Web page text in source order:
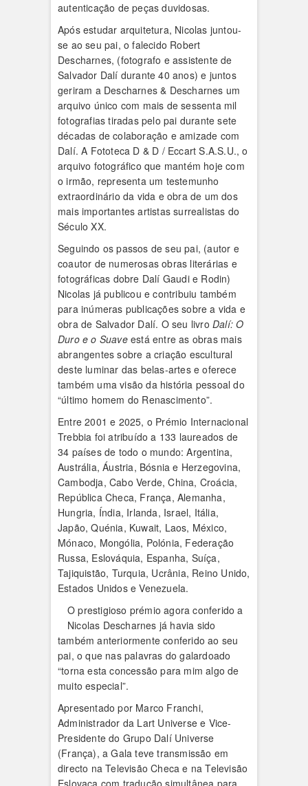
autenticação de peças duvidosas.
Após estudar arquitetura, Nicolas juntou-
se ao seu pai, o falecido Robert
Descharnes, (fotografo e assistente de
Salvador Dalí durante 40 anos) e juntos
geriram a Descharnes & Descharnes um
arquivo único com mais de sessenta mil
fotografias tiradas pelo pai durante sete
décadas de colaboração e amizade com
Dalí. A Fototeca D & D / Eccart S.A.S.U., o
arquivo fotográfico que mantém hoje com
o irmão, representa um testemunho
extraordinário da vida e obra de um dos
mais importantes artistas surrealistas do
Século XX.
Seguindo os passos de seu pai, (autor e
coautor de numerosas obras literárias e
fotográficas dobre Dalí Gaudi e Rodin)
Nicolas já publicou e contribuiu também
para inúmeras publicações sobre a vida e
obra de Salvador Dalí. O seu livro Dalí: O
Duro e o Suaveestá entre as obras mais
abrangentes sobre a criação escultural
deste luminar das belas-artes e oferece
também uma visão da história pessoal do
“último homem do Renascimento”.
Entre 2001 e 2025, o Prémio Internacional
Trebbia foi atribuído a 133 laureados de
34 países de todo o mundo: Argentina,
Austrália, Áustria, Bósnia e Herzegovina,
Cambodja, Cabo Verde, China, Croácia,
República Checa, França, Alemanha,
Hungria, Índia, Irlanda, Israel, Itália,
Japão, Quénia, Kuwait, Laos, México,
Mónaco, Mongólia, Polónia, Federação
Russa, Eslováquia, Espanha, Suíça,
Tajiquistão, Turquia, Ucrânia, Reino Unido,
Estados Unidos e Venezuela.
O prestigioso prémio agora conferido a
Nicolas Descharnes já havia sido
também anteriormente conferido ao seu
pai, o que nas palavras do galardoado
“torna esta concessão para mim algo de
muito especial”.
Apresentado por Marco Franchi,
Administrador da Lart Universe e Vice-
Presidente do Grupo Dalí Universe
(França), a Gala teve transmissão em
directo na Televisão Checa e na Televisão
Eslovaca com tradução simultânea para